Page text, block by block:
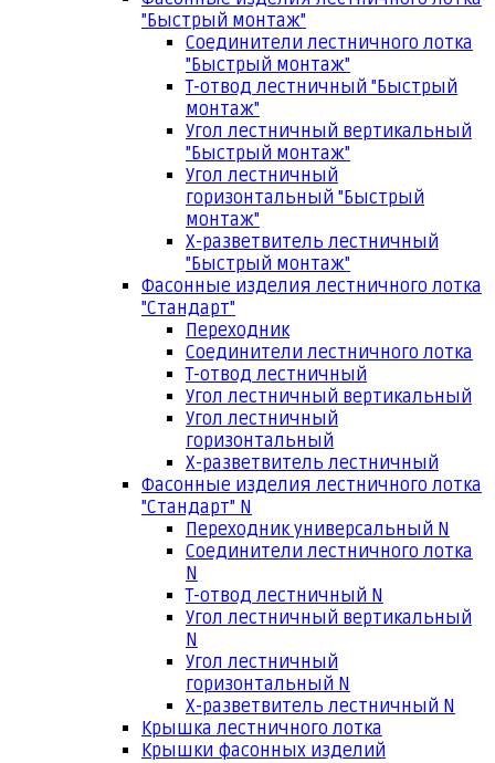
"Быстрый монтаж"
Соединители лестничного лотка
"Быстрый монтаж"
Т-отвод лестничный "Быстрый
монтаж"
Угол лестничный вертикальный
"Быстрый монтаж"
Угол лестничный
горизонтальный "Быстрый
монтаж"
Х-разветвитель лестничный
"Быстрый монтаж"
Фасонные изделия лестничного лотка
"Стандарт"
Переходник
Соединители лестничного лотка
Т-отвод лестничный
Угол лестничный вертикальный
Угол лестничный
горизонтальный
Х-разветвитель лестничный
Фасонные изделия лестничного лотка
"Стандарт" N
Переходник универсальный N
Соединители лестничного лотка
N
Т-отвод лестничный N
Угол лестничный вертикальный
N
Угол лестничный
горизонтальный N
Х-разветвитель лестничный N
Крышка лестничного лотка
Крышки фасонных изделий